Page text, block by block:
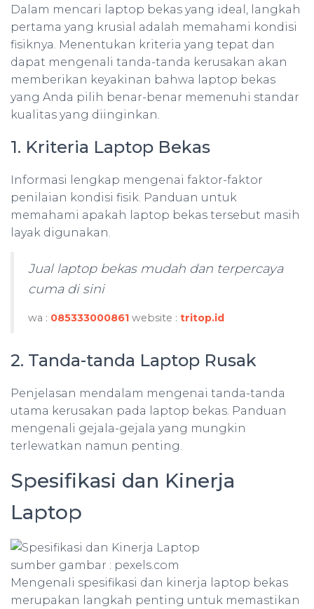
Dalam mencari laptop bekas yang ideal, langkah
pertama yang krusial adalah memahami kondisi
fisiknya. Menentukan kriteria yang tepat dan
dapat mengenali tanda-tanda kerusakan akan
memberikan keyakinan bahwa laptop bekas
yang Anda pilih benar-benar memenuhi standar
kualitas yang diinginkan.
1. Kriteria Laptop Bekas
Informasi lengkap mengenai faktor-faktor
penilaian kondisi fisik. Panduan untuk
memahami apakah laptop bekas tersebut masih
layak digunakan.
Jual laptop bekas mudah dan terpercaya
cuma di sini
wa : 085333000861 website : tritop.id
2. Tanda-tanda Laptop Rusak
Penjelasan mendalam mengenai tanda-tanda
utama kerusakan pada laptop bekas. Panduan
mengenali gejala-gejala yang mungkin
terlewatkan namun penting.
Spesifikasi dan Kinerja
Laptop
sumber gambar : pexels.com
Mengenali spesifikasi dan kinerja laptop bekas
merupakan langkah penting untuk memastikan